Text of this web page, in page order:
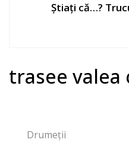
Știați că…?
trasee valea
Drumeții